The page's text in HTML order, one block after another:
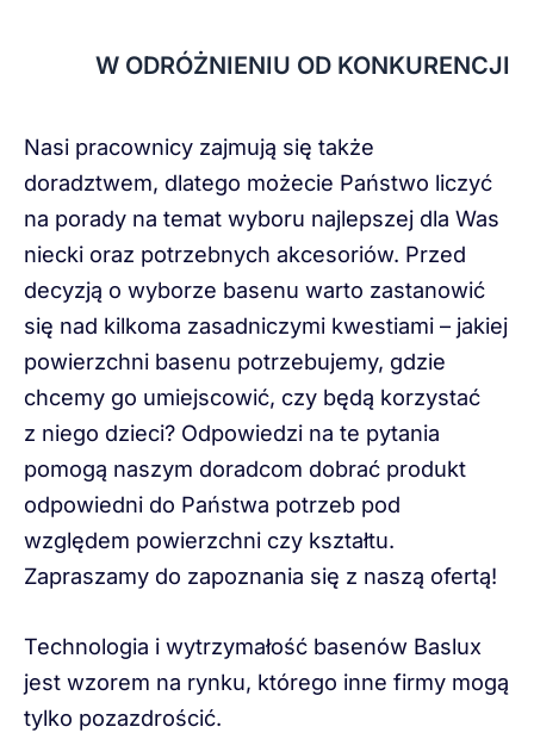
W ODRÓŻNIENIU OD KONKURENCJI
Nasi pracownicy zajmują się także
doradztwem, dlatego możecie Państwo liczyć
na porady na temat wyboru najlepszej dla Was
niecki oraz potrzebnych akcesoriów. Przed
decyzją o wyborze basenu warto zastanowić
się nad kilkoma zasadniczymi kwestiami – jakiej
powierzchni basenu potrzebujemy, gdzie
chcemy go umiejscowić, czy będą korzystać
z niego dzieci? Odpowiedzi na te pytania
pomogą naszym doradcom dobrać produkt
odpowiedni do Państwa potrzeb pod
względem powierzchni czy kształtu.
Zapraszamy do zapoznania się z naszą ofertą!
Technologia i wytrzymałość basenów Baslux
jest wzorem na rynku, którego inne firmy mogą
tylko pozazdrościć.